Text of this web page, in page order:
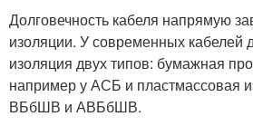
Долговечность кабеля напрямую
изоляции. У современных кабелей
изоляция двух типов: бумажная
например у АСБ и пластмассовая
ВБбШВ и АВБбШВ.